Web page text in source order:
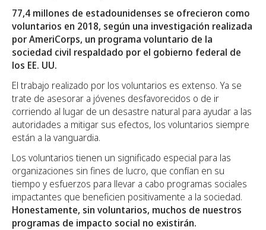
77,4 millones de estadounidenses se ofrecieron como
voluntarios en 2018, según una investigación realizada
por AmeriCorps, un programa voluntario de la
sociedad civil respaldado por el gobierno federal de
los EE. UU.
El trabajo realizado por los voluntarios es extenso. Ya se
trate de asesorar a jóvenes desfavorecidos o de ir
corriendo al lugar de un desastre natural para ayudar a las
autoridades a mitigar sus efectos, los voluntarios siempre
están a la vanguardia.
Los voluntarios tienen un significado especial para las
organizaciones sin fines de lucro, que confían en su
tiempo y esfuerzos para llevar a cabo programas sociales
impactantes que beneficien positivamente a la sociedad.
Honestamente, sin voluntarios, muchos de nuestros
programas de impacto social no existirán.